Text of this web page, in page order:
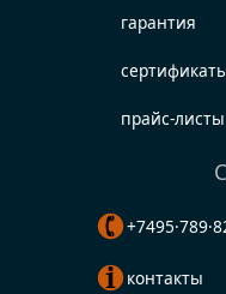
гарантия
прайс-листы
контакты